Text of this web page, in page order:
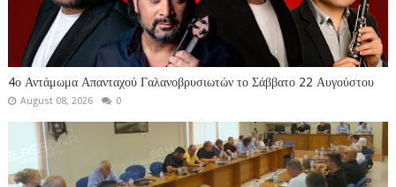
4ο Αντάμωμα Απανταχού Γαλανοβρυσιωτών το Σάββατο 22 Αυγούστου
August 08, 2026 0